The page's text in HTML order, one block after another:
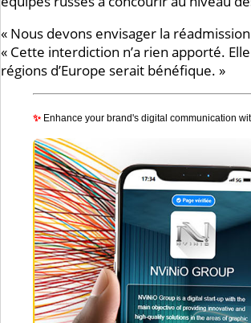
« Nous devons envisager la
« Cette interdiction n’a rien apporté.
régions d’Europe serait bénéfique. »
✨ Enhance your brand's digital communication